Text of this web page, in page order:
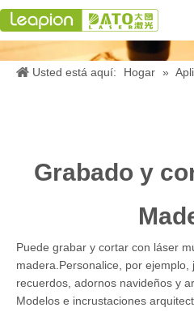
Usted está aquí: Hogar »
Grabado y
Puede grabar y cortar con láser
madera.Personalice, por ejemplo,
recuerdos, adornos navideños y
Modelos e incrustaciones